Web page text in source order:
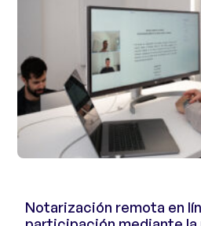
Notarización remota en